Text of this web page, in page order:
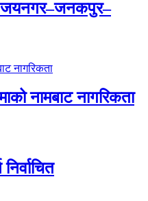
जयनगर–जनकपुर–
नामबाट नागरिकता